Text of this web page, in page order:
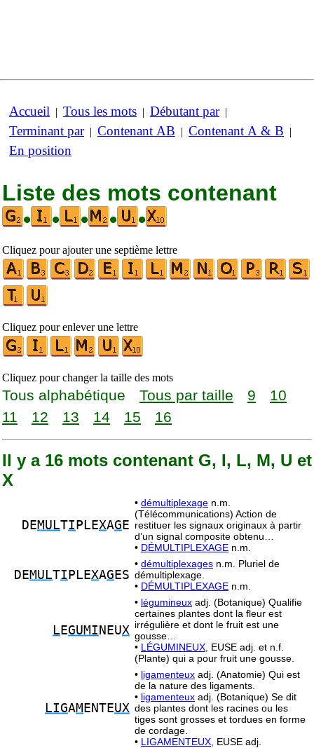
Accueil | Tous les mots | Débutant par|
Terminant par| Contenant AB | Contenant A & B |
En position
Liste des mots contenant
•
• • • •
Cliquez pour ajouter une septième lettre
Cliquez pour enlever une lettre
Cliquez pour changer la taille des mots
Tous alphabétique Tous par taille 9
10
11
12 13 14 15 16
Il y a 16 mots contenant G, I, L, M, U et
X
DEMULTI PLEXAG E
• démultiplexage n.m.
(Télécommunications) Action de
restituer les signaux originaux à partir
d’un signal composite obtenu…
• DÉMULTIPLEXAGE n.m.
DEMULTI PLEXAG ES
• démultiplexages n.m. Pluriel de
démultiplexage.
• DÉMULTIPLEXAGE n.m.
L EGUMI NEUX
• légumineux adj. (Botanique) Qualifie
certaines plantes dont la fleur est
irrégulière et dont le fruit est une
gousse…
• LÉGUMINEUX, EUSE adj. et n.f.
(Plante) qui a pour fruit une gousse.
LIGAM ENTEUX
• ligamenteux adj. (Anatomie) Qui est
de la nature des ligaments.
• ligamenteux adj. (Botanique) Se dit
des plantes dont les racines ou les
tiges sont grosses et tordues en forme
de cordage.
• LIGAMENTEUX, EUSE adj.